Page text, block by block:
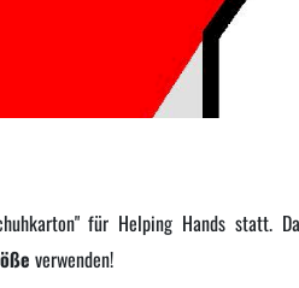
für Helping Hands statt.
verwenden!